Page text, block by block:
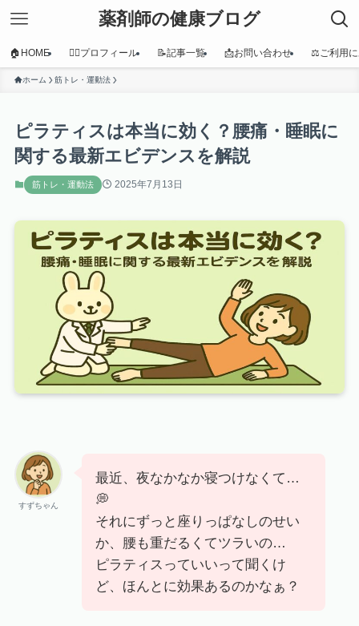
薬剤師の健康ブログ
🏠HOME 👩‍⚕️プロフィール 📝記事一覧 📩お問い合わせ ⚖️ご利用
ホーム 筋トレ・運動法
ピラティスは本当に効く？腰痛・睡眠に
関する最新エビデンスを解説
筋トレ・運動法 2025年7月13日
すずちゃん
最近、夜なかなか寝つけなくて…
💭
それにずっと座りっぱなしのせい
か、腰も重だるくてツラいの…
ピラティスっていいって聞くけ
ど、ほんとに効果あるのかなぁ？